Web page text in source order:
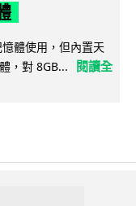
體使用，但內置天
，對 8GB...
閱讀全